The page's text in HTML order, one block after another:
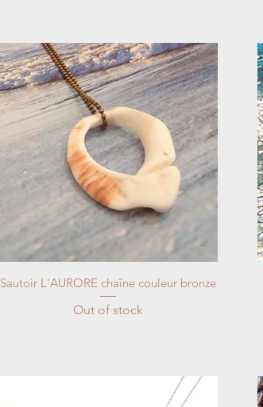
Sautoir L'AURORE chaîne couleur bronze
Out of stock